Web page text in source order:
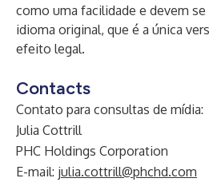
como uma facilidade e devem
idioma original, que é a única
efeito legal.
Contacts
Contato para consultas de mídia:
Julia Cottrill
PHC Holdings Corporation
E-mail: julia.cottrill@phchd.com